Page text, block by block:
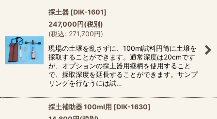
表示数:
並び順:
採土器 [DIK-1601]
247,000円(税別)
(税込: 271,700円)
現場の土壌を乱さずに、100ml試料円筒に土壌を
採取することができます。通常深度は20cmです
が、オプションの採土器用継柄を使用すること
で、採取深度を延長することができます。サンプ
リングを行なうには試…
採土補助器 100ml用 [DIK-1630]